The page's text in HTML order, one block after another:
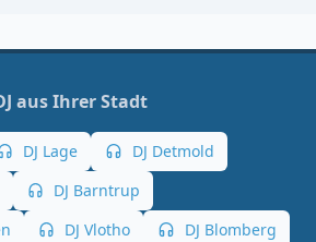
aus Ihrer Stadt
DJ Lage
DJ Detmold
DJ Barntrup
DJ Vlotho
DJ Blomberg